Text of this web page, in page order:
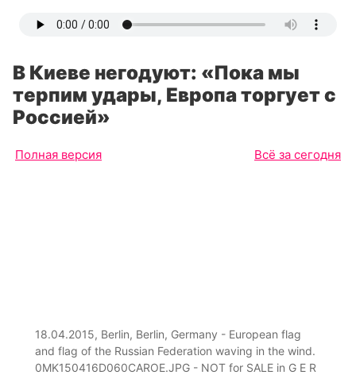
В Киеве негодуют: «Пока мы
терпим удары, Европа торгует с
Россией»
Полная версия Всё за сегодня
18.04.2015, Berlin, Berlin, Germany - European flag
and flag of the Russian Federation waving in the wind.
0MK150416D060CAROE.JPG - NOT for SALE in G E R